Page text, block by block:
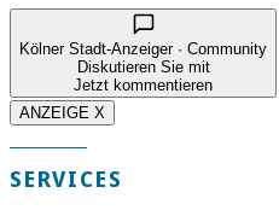
Kölner Stadt-Anzeiger · Community
Diskutieren Sie mit
Jetzt kommentieren
ANZEIGE X
SERVICES